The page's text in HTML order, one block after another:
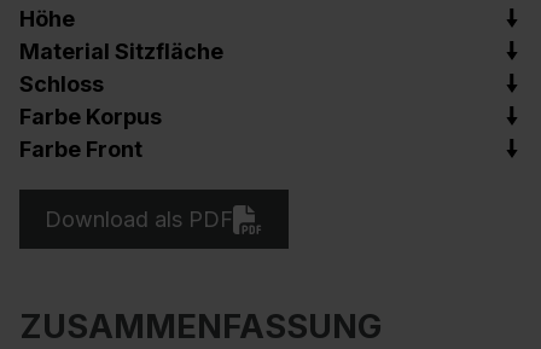
Höhe
Material Sitzfläche
Schloss
Farbe Korpus
Farbe Front
Download als PDF
ZUSAMMENFASSUNG